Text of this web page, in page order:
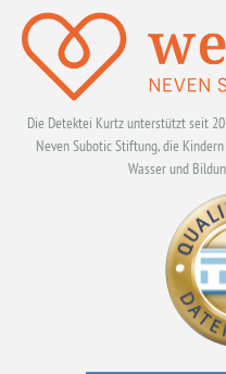
Die Detektei Kurtz unterstützt seit
Neven Subotic Stiftung, die
Wasser und